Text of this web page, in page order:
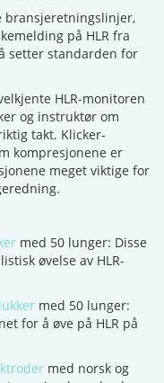
bransjeretningslinjer,
på HLR fra
setter standarden for
HLR-monitoren
og instruktør om
takt. Klicker-
kompresjonene er
meget viktige for
med 50 lunger: Disse
øvelse av HLR-
med 50 lunger:
for å øve på HLR på
med norsk og